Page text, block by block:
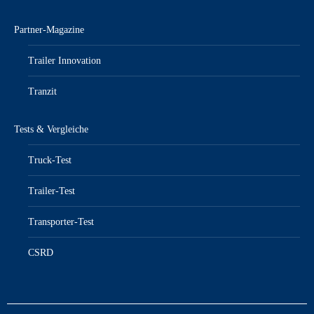
Partner-Magazine
Trailer Innovation
Tranzit
Tests & Vergleiche
Truck-Test
Trailer-Test
Transporter-Test
CSRD